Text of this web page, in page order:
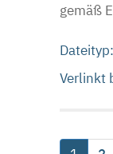
gemäß
Verlinkt